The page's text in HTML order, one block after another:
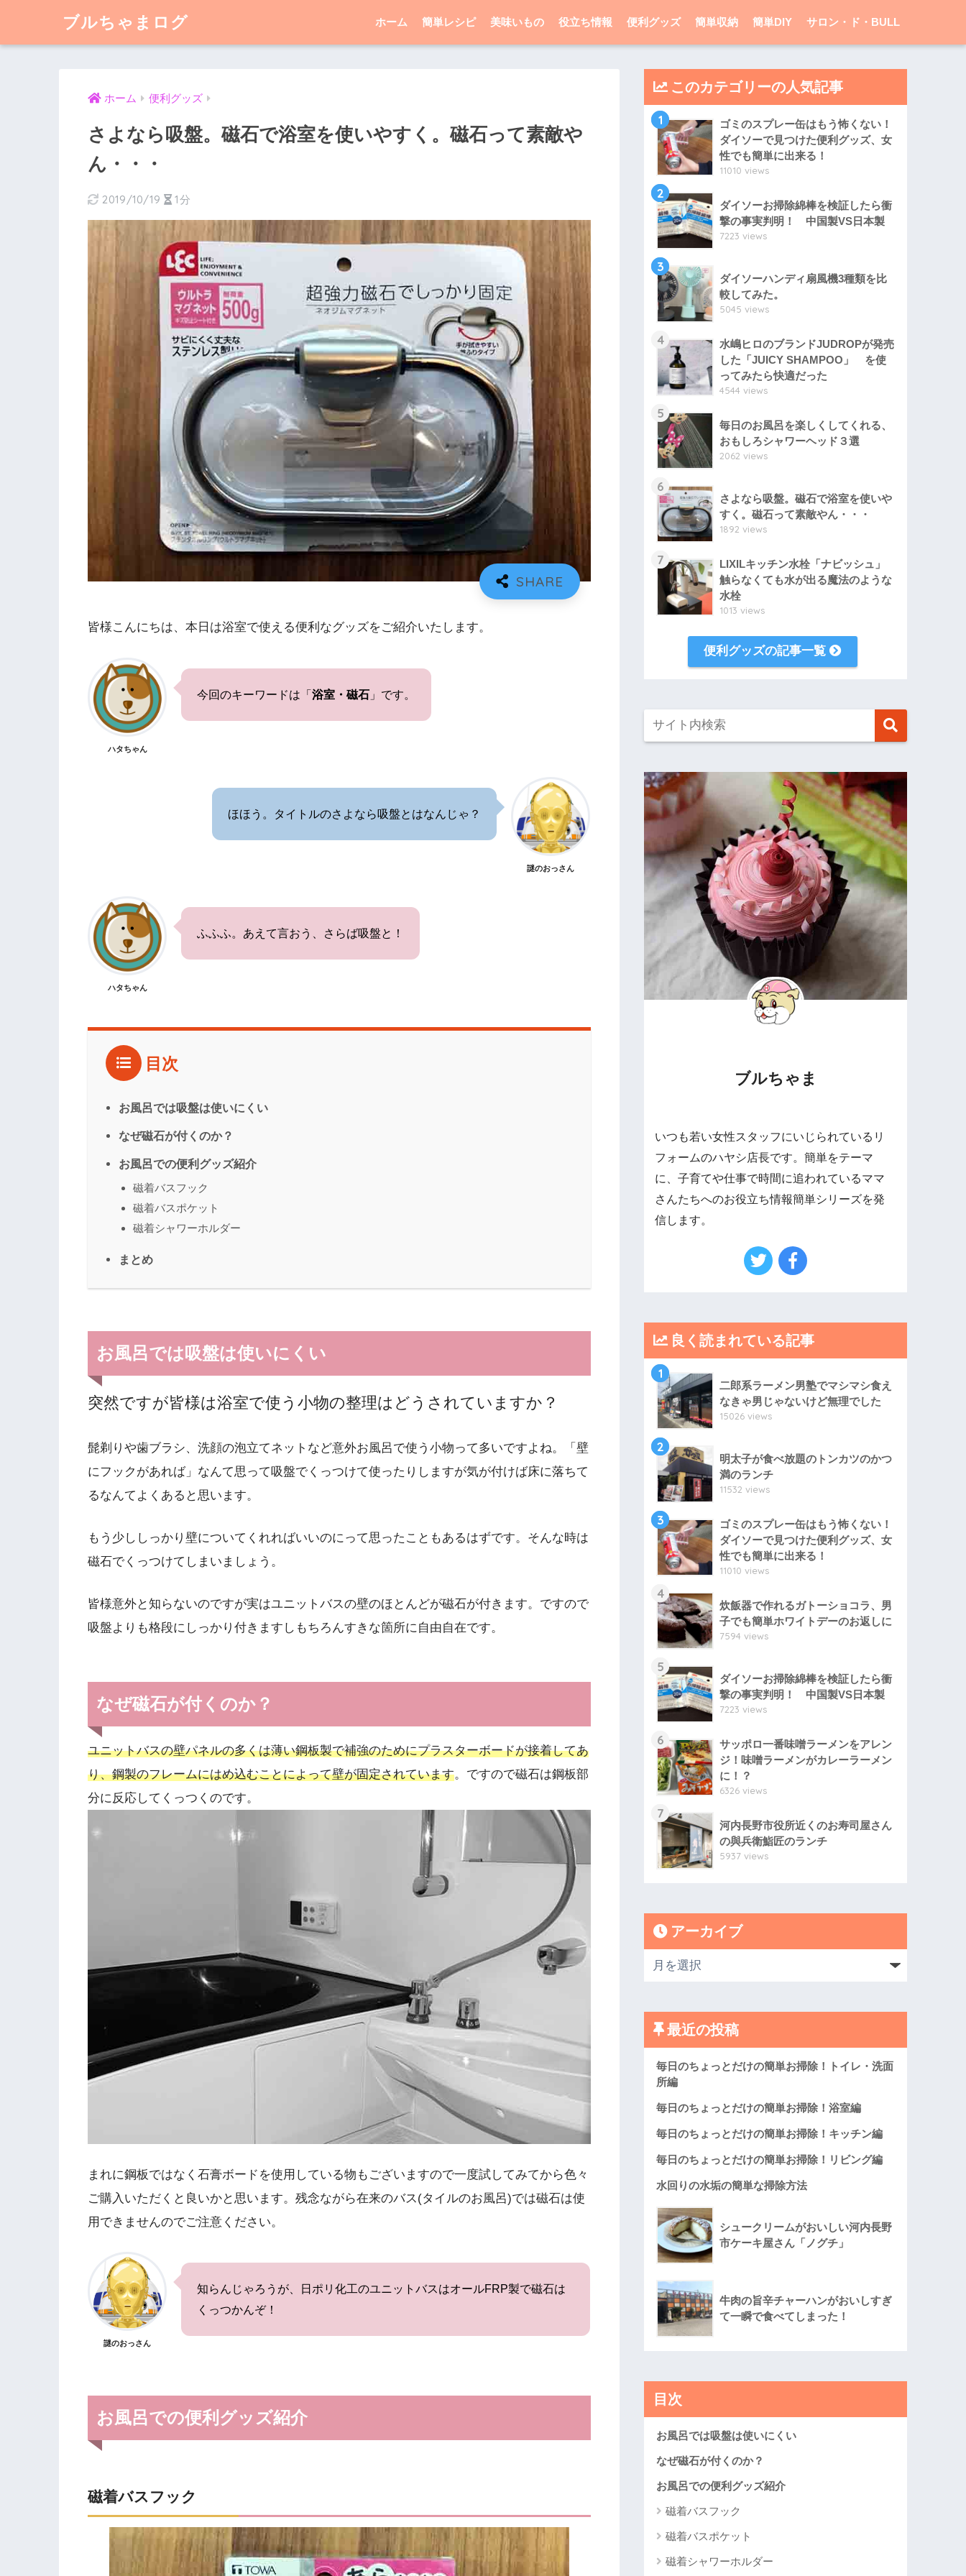
ブルちゃまログ ホーム 簡単レシピ 美味いもの 役立ち情報 便利グッズ 簡単収納 簡単DIY サロン・ド・BULL
ホーム 便利グッズ
さよなら吸盤。磁石で浴室を使いやすく。磁石って素敵や
ん・・・
2019/10/19 1分
皆様こんにちは、本日は浴室で使える便利なグッズをご紹介いたします。
ハタちゃん
今回のキーワードは「浴室・磁石 」です。
ほほう。タイトルのさよなら吸盤とはなんじゃ？
謎のおっさん
ハタちゃん
ふふふ。あえて言おう、さらば吸盤と！
目次
お風呂では吸盤は使いにくい
なぜ磁石が付くのか？
お風呂での便利グッズ紹介
磁着バスフック
磁着バスポケット
磁着シャワーホルダー
まとめ
お風呂では吸盤は使いにくい
突然ですが皆様は浴室で使う小物の整理はどうされていますか？
髭剃りや歯ブラシ、洗顔の泡立てネットなど意外お風呂で使う小物って多いですよね。「壁
にフックがあれば」なんて思って吸盤でくっつけて使ったりしますが気が付けば床に落ちて
るなんてよくあると思います。
もう少ししっかり壁についてくれればいいのにって思ったこともあるはずです。そんな時は
磁石でくっつけてしまいましょう。
皆様意外と知らないのですが実はユニットバスの壁のほとんどが磁石が付きます。ですので
吸盤よりも格段にしっかり付きますしもちろんすきな箇所に自由自在です。
なぜ磁石が付くのか？
ユニットバスの壁パネルの多くは薄い鋼板製で補強のためにプラスターボードが接着してあ
り、鋼製のフレームにはめ込むことによって壁が固定されています。ですので磁石は鋼板部
分に反応してくっつくのです。
まれに鋼板ではなく石膏ボードを使用している物もございますので一度試してみてから色々
ご購入いただくと良いかと思います。残念ながら在来のバス(タイルのお風呂)では磁石は使
用できませんのでご注意ください。
謎のおっさん
知らんじゃろうが、日ポリ化工のユニットバスはオールFRP製で磁石は
くっつかんぞ！
お風呂での便利グッズ紹介
磁着バスフック
このカテゴリーの人気記事
1
ゴミのスプレー缶はもう怖くない！
ダイソーで見つけた便利グッズ、女
性でも簡単に出来る！
11010 views
2
ダイソーお掃除綿棒を検証したら衝
撃の事実判明！ 中国製VS日本製
7223 views
3
ダイソーハンディ扇風機3種類を比
較してみた。
5045 views
4
水嶋ヒロのブランドJUDROPが発売
した「JUICY SHAMPOO」 を使
ってみたら快適だった
4544 views
5
毎日のお風呂を楽しくしてくれる、
おもしろシャワーヘッド３選
2062 views
6
さよなら吸盤。磁石で浴室を使いや
すく。磁石って素敵やん・・・
1892 views
7
LIXILキッチン水栓「ナビッシュ」
触らなくても水が出る魔法のような
水栓
1013 views
便利グッズの記事一覧
ブルちゃま
いつも若い女性スタッフにいじられているリ
フォームのハヤシ店長です。簡単をテーマ
に、子育てや仕事で時間に追われているママ
さんたちへのお役立ち情報簡単シリーズを発
信します。
良く読まれている記事
1
二郎系ラーメン男塾でマシマシ食え
なきゃ男じゃないけど無理でした
15026 views
2
明太子が食べ放題のトンカツのかつ
満のランチ
11532 views
3
ゴミのスプレー缶はもう怖くない！
ダイソーで見つけた便利グッズ、女
性でも簡単に出来る！
11010 views
4
炊飯器で作れるガトーショコラ、男
子でも簡単ホワイトデーのお返しに
7594 views
5
ダイソーお掃除綿棒を検証したら衝
撃の事実判明！ 中国製VS日本製
7223 views
6
サッポロ一番味噌ラーメンをアレン
ジ！味噌ラーメンがカレーラーメン
に！？
6326 views
7
河内長野市役所近くのお寿司屋さん
の與兵衛鮨匠のランチ
5937 views
アーカイブ
最近の投稿
毎日のちょっとだけの簡単お掃除！トイレ・洗面
所編
毎日のちょっとだけの簡単お掃除！浴室編
毎日のちょっとだけの簡単お掃除！キッチン編
毎日のちょっとだけの簡単お掃除！リビング編
水回りの水垢の簡単な掃除方法
シュークリームがおいしい河内長野
市ケーキ屋さん「ノグチ」
牛肉の旨辛チャーハンがおいしすぎ
て一瞬で食べてしまった！
目次
お風呂では吸盤は使いにくい
なぜ磁石が付くのか？
お風呂での便利グッズ紹介
磁着バスフック
磁着バスポケット
磁着シャワーホルダー